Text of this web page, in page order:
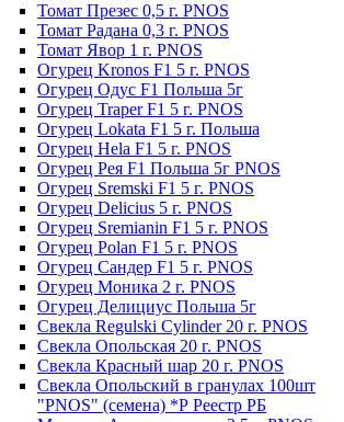
Томат Презес 0,5 г. PNOS
Toмaт Рaдaнa 0,3 г. PNOS
Томат Явор 1 г. PNOS
Огурец Kronos F1 5 г. PNOS
Огурец Одус F1 Польша 5г
Огурец Traper F1 5 г. PNOS
Огурец Lokata F1 5 г. Польша
Огурец Hela F1 5 г. PNOS
Огурец Рея F1 Польша 5г PNOS
Огурец Sremski F1 5 г. PNOS
Огурец Delicius 5 г. PNOS
Огурец Sremianin F1 5 г. PNOS
Огурец Polan F1 5 г. PNOS
Огурец Сандер F1 5 г. PNOS
Огурец Моника 2 г. PNOS
Огурец Делициус Польша 5г
Свекла Regulski Cylinder 20 г. PNOS
Свекла Опольская 20 г. PNOS
Свекла Красный шар 20 г. PNOS
Свекла Опольский в гранулах 100шт
"PNOS" (семена) *Р Реестр РБ